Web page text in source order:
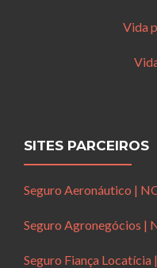
Vida
SITES PARCEIROS
Seguro Aeronáutico |
Seguro Agronegócios |
Seguro Fiança